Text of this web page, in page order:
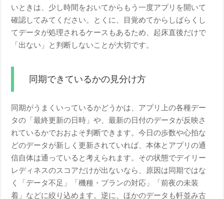
いときは、少し時間をおいてからもう一度アプリを開いて
確認してみてください。とくに、目覚めてからしばらくし
てデータが処理されるケースもあるため、起床直後だけで
「出ない」と判断しないことが大切です。
同期できているかの見分け方
同期がうまくいっているかどうかは、アプリ上の各種デー
タの「最終更新の日時」や、最新の日付のデータが反映さ
れているかでおおよそ判断できます。今日の歩数や心拍な
どのデータが新しく更新されていれば、本体とアプリの通
信自体は通っていると考えられます。その状態でデイリー
レディネスのスコアだけが出ないなら、原因は同期ではな
く「データ不足」「機種・プランの対応」「前夜の未装
着」などに絞り込めます。逆に、ほかのデータも軒並み古